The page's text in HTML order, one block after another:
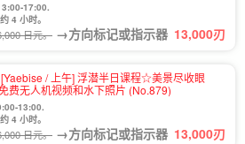
17:00.
4 小时。
日元。 →方向标记或指示器 13,000刃
/ 上午] 浮潜半日课程☆美景尽收眼
费无人机视频和水下照片 (No.879)
13:00.
4 小时。
日元。 →方向标记或指示器 13,000刃